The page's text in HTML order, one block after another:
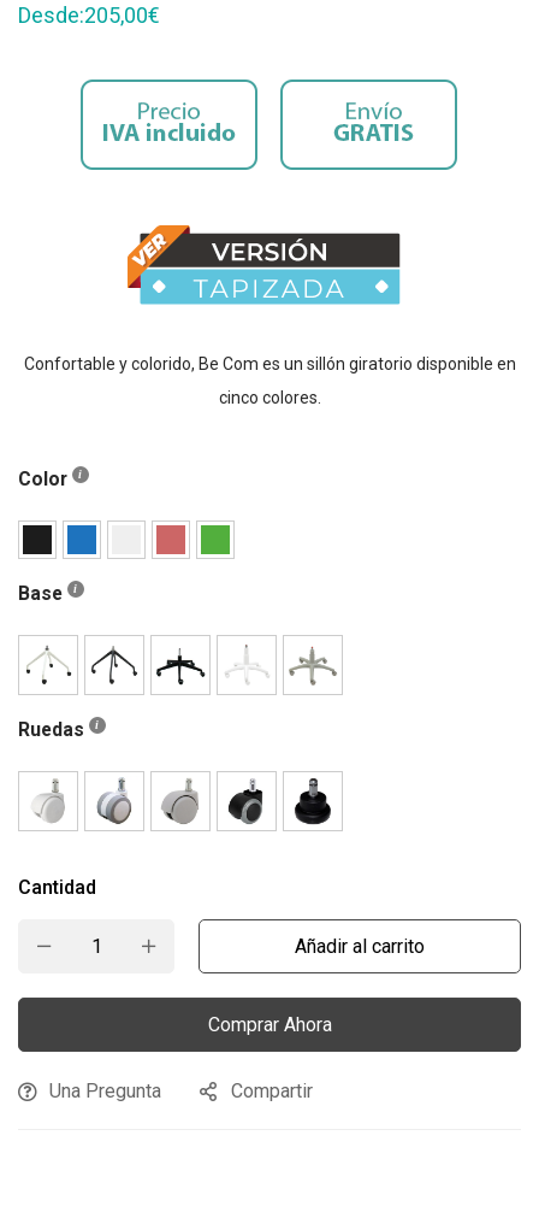
Desde:205,00€
Confortable y colorido, Be Com es un sillón giratorio disponible en
cinco colores.
Color
Base
Ruedas
Cantidad
Añadir al carrito
Comprar Ahora
Una Pregunta Compartir